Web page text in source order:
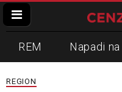
REM Napadi
Zvučni top
REGION